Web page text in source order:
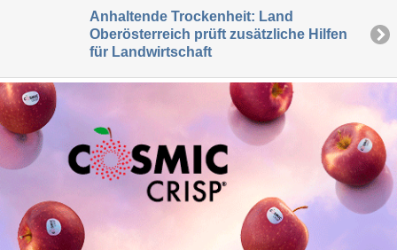
Anhaltende Trockenheit: Land
Oberösterreich prüft zusätzliche Hilfen
für Landwirtschaft